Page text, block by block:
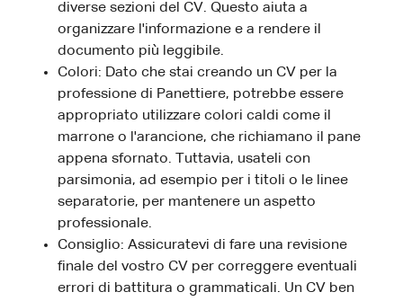
diverse sezioni del CV. Questo aiuta a
organizzare l'informazione e a rendere il
documento più leggibile.
Colori: Dato che stai creando un CV per la
professione di Panettiere, potrebbe essere
appropriato utilizzare colori caldi come il
marrone o l'arancione, che richiamano il pane
appena sfornato. Tuttavia, usateli con
parsimonia, ad esempio per i titoli o le linee
separatorie, per mantenere un aspetto
professionale.
Consiglio: Assicuratevi di fare una revisione
finale del vostro CV per correggere eventuali
errori di battitura o grammaticali. Un CV ben